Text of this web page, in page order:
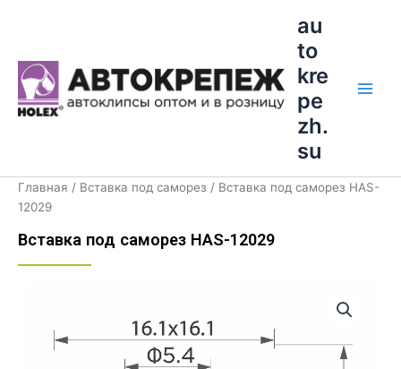
au
to
kre
pe
zh.
su
Главная / Вставка под саморез / Вставка под саморез HAS-
12029
Вставка под саморез HAS-12029